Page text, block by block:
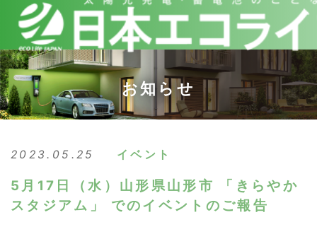
お知らせ
2023.05.25 イベント
5月17日（水）山形県山形市 「きらやか
スタジアム」 でのイベントのご報告